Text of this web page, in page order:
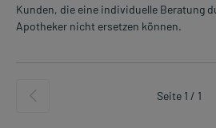
Kunden, die eine individuelle Beratung
Apotheker nicht ersetzen können.
Seite 1 / 1